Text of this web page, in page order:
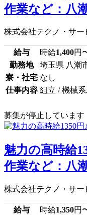
作業など：八
株式会社テクノ・サー
給与 時給1,400円
勤務地
埼玉県 八潮
寮・社宅 なし
仕事内容 組立 / 機械
募集が停止しています
魅力の高時給
作業など：八
株式会社テクノ・サー
給与 時給1,350円